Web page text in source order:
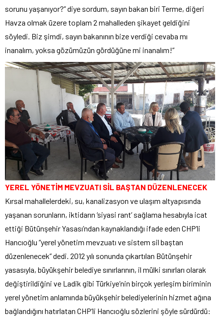
sorunu yaşanıyor?” diye sordum, sayın bakan biri Terme, diğeri
Havza olmak üzere toplam 2 mahalleden şikayet geldiğini
söyledi. Biz şimdi, sayın bakanının bize verdiği cevaba mı
inanalım, yoksa gözümüzün gördüğüne mi inanalım!”
YEREL YÖNETİM MEVZUATI SİL BAŞTAN DÜZENLENECEK
Kırsal mahallelerdeki, su, kanalizasyon ve ulaşım altyapısında
yaşanan sorunların, iktidarın ‘siyasi rant’ sağlama hesabıyla icat
ettiği Bütünşehir Yasası’ndan kaynaklandığı ifade eden CHP’li
Hancıoğlu “yerel yönetim mevzuatı ve sistem sil baştan
düzenlenecek” dedi. 2012 yılı sonunda çıkartılan Bütünşehir
yasasıyla, büyükşehir belediye sınırlarının, il mülki sınırları olarak
değiştirildiğini ve Ladik gibi Türkiye’nin birçok yerleşim biriminin
yerel yönetim anlamında büyükşehir belediyelerinin hizmet ağına
bağlandığını hatırlatan CHP’li Hancıoğlu sözlerini şöyle sürdürdü: